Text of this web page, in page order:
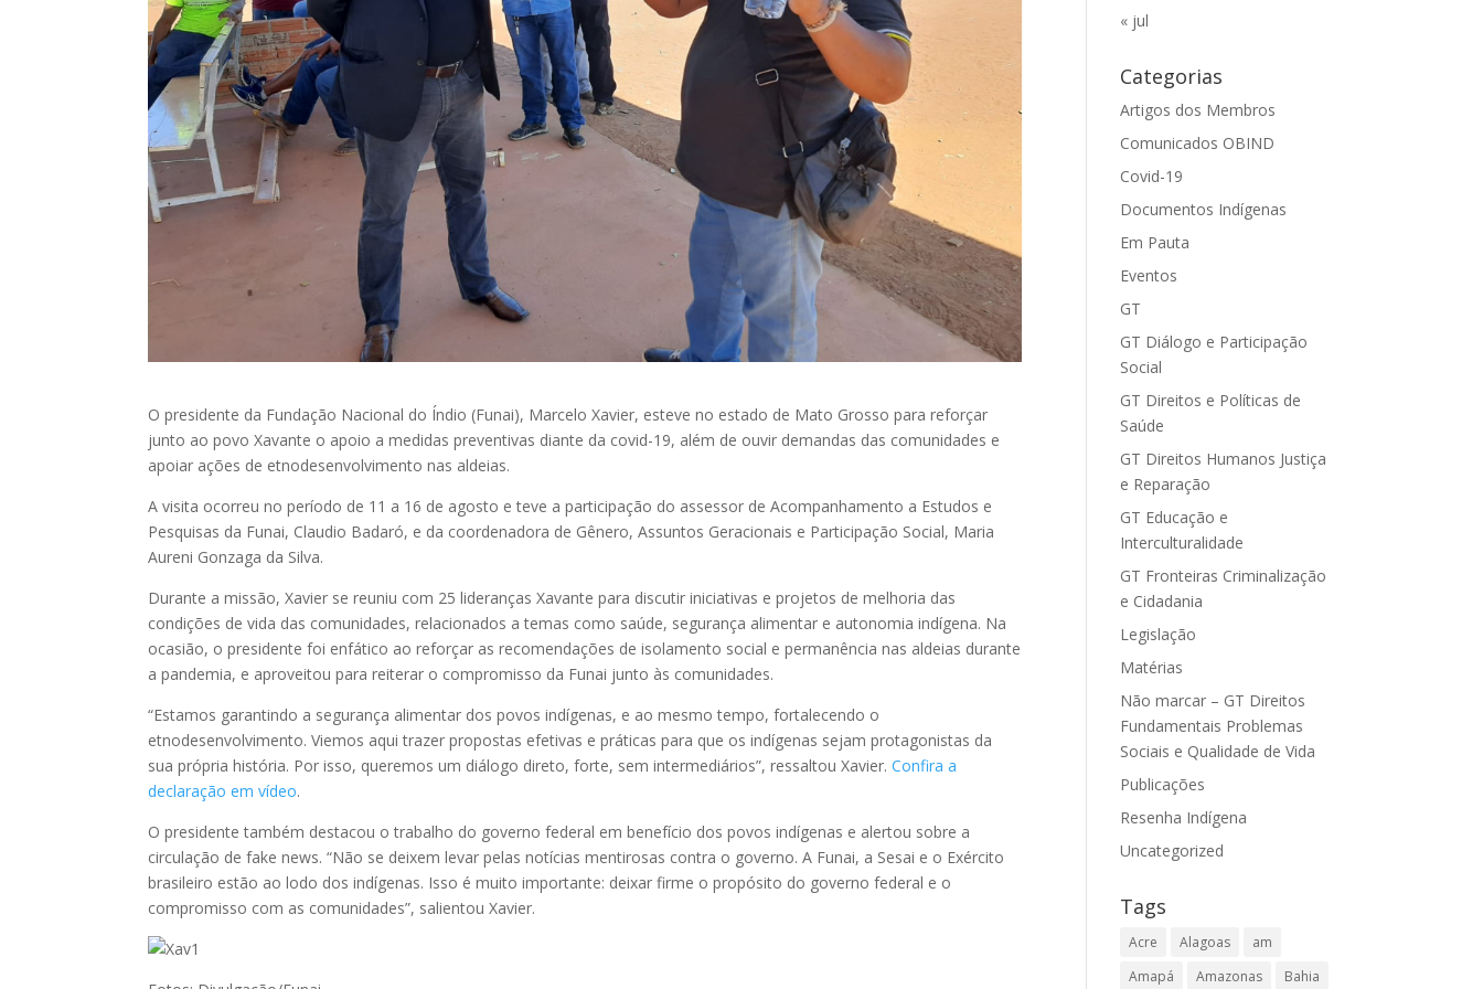
O presidente da Fundação Nacional do Índio (Funai), Marcelo Xavier, esteve no estado de Mato Grosso para reforçar
junto ao povo Xavante o apoio a medidas preventivas diante da covid-19, além de ouvir demandas das comunidades e
apoiar ações de etnodesenvolvimento nas aldeias.
A visita ocorreu no período de 11 a 16 de agosto e teve a participação do assessor de Acompanhamento a Estudos e
Pesquisas da Funai, Claudio Badaró, e da coordenadora de Gênero, Assuntos Geracionais e Participação Social, Maria
Aureni Gonzaga da Silva.
Durante a missão, Xavier se reuniu com 25 lideranças Xavante para discutir iniciativas e projetos de melhoria das
condições de vida das comunidades, relacionados a temas como saúde, segurança alimentar e autonomia indígena. Na
ocasião, o presidente foi enfático ao reforçar as recomendações de isolamento social e permanência nas aldeias durante
a pandemia, e aproveitou para reiterar o compromisso da Funai junto às comunidades.
“Estamos garantindo a segurança alimentar dos povos indígenas, e ao mesmo tempo, fortalecendo o
etnodesenvolvimento. Viemos aqui trazer propostas efetivas e práticas para que os indígenas sejam protagonistas da
sua própria história. Por isso, queremos um diálogo direto, forte, sem intermediários”, ressaltou Xavier.Confira a
declaração em vídeo.
O presidente também destacou o trabalho do governo federal em benefício dos povos indígenas e alertou sobre a
circulação de fake news. “Não se deixem levar pelas notícias mentirosas contra o governo. A Funai, a Sesai e o Exército
brasileiro estão ao lodo dos indígenas. Isso é muito importante: deixar firme o propósito do governo federal e o
compromisso com as comunidades”, salientou Xavier.
« jul
Categorias
Artigos dos Membros
Comunicados OBIND
Covid-19
Documentos Indígenas
Em Pauta
Eventos
GT
GT Diálogo e Participação
Social
GT Direitos e Políticas de
Saúde
GT Direitos Humanos Justiça
e Reparação
GT Educação e
Interculturalidade
GT Fronteiras Criminalização
e Cidadania
Legislação
Matérias
Não marcar – GT Direitos
Fundamentais Problemas
Sociais e Qualidade de Vida
Publicações
Resenha Indígena
Uncategorized
Tags
Acre Alagoas
am
Amapá
Amazonas Bahia